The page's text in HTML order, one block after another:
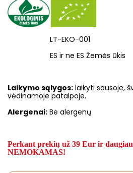
LT-EKO-001
ES ir ne ES Žemės ūkis
Laikymo sąlygos: laikyti sausoje,
vėdinamoje patalpoje.
Alergenai: Be alergenų
Perkant prekių už 39 Eur ir
NEMOKAMAS!